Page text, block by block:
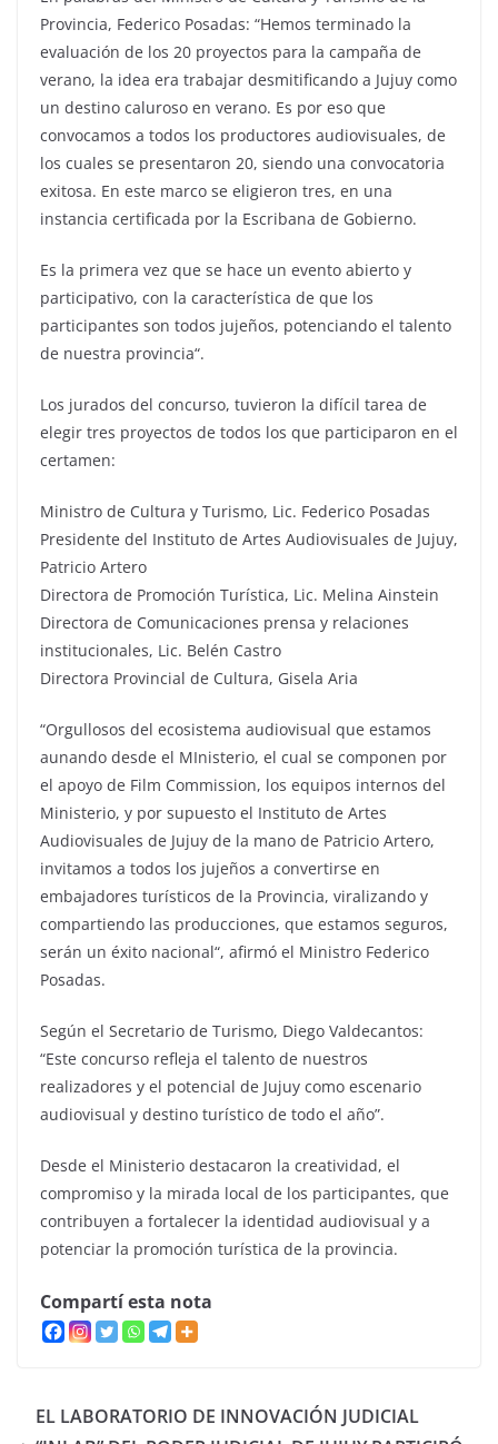
Provincia, Federico Posadas: “Hemos terminado la
evaluación de los 20 proyectos para la campaña de
verano, la idea era trabajar desmitificando a Jujuy como
un destino caluroso en verano. Es por eso que
convocamos a todos los productores audiovisuales, de
los cuales se presentaron 20, siendo una convocatoria
exitosa. En este marco se eligieron tres, en una
instancia certificada por la Escribana de Gobierno.
Es la primera vez que se hace un evento abierto y
participativo, con la característica de que los
participantes son todos jujeños, potenciando el talento
de nuestra provincia“.
Los jurados del concurso, tuvieron la difícil tarea de
elegir tres proyectos de todos los que participaron en el
certamen:
Ministro de Cultura y Turismo, Lic. Federico Posadas
Presidente del Instituto de Artes Audiovisuales de Jujuy,
Patricio Artero
Directora de Promoción Turística, Lic. Melina Ainstein
Directora de Comunicaciones prensa y relaciones
institucionales, Lic. Belén Castro
Directora Provincial de Cultura, Gisela Aria
“Orgullosos del ecosistema audiovisual que estamos
aunando desde el MInisterio, el cual se componen por
el apoyo de Film Commission, los equipos internos del
Ministerio, y por supuesto el Instituto de Artes
Audiovisuales de Jujuy de la mano de Patricio Artero,
invitamos a todos los jujeños a convertirse en
embajadores turísticos de la Provincia, viralizando y
compartiendo las producciones, que estamos seguros,
serán un éxito nacional“, afirmó el Ministro Federico
Posadas.
Según el Secretario de Turismo, Diego Valdecantos:
“Este concurso refleja el talento de nuestros
realizadores y el potencial de Jujuy como escenario
audiovisual y destino turístico de todo el año”.
Desde el Ministerio destacaron la creatividad, el
compromiso y la mirada local de los participantes, que
contribuyen a fortalecer la identidad audiovisual y a
potenciar la promoción turística de la provincia.
Compartí esta nota
EL LABORATORIO DE INNOVACIÓN JUDICIAL